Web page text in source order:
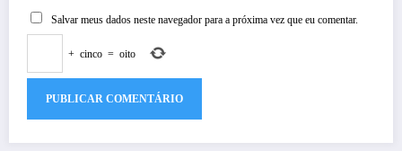
Salvar meus dados neste navegador para a próxima vez que eu comentar.
+ cinco = oito